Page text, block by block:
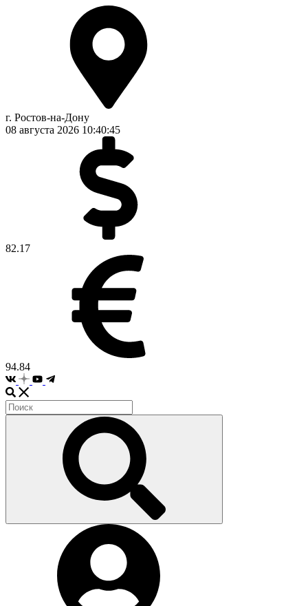
г. Ростов-на-Дону
08 августа 2026 10:40:46
82.17
94.84